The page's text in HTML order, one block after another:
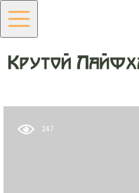
247